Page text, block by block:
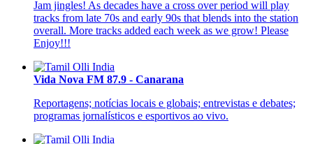
Jam jingles! As decades have a cross over period will play
tracks from late 70s and early 90s that blends into the station
overall. More tracks added each week as we grow! Please
Enjoy!!!
Vida Nova FM 87.9 - Canarana
Reportagens; notícias locais e globais; entrevistas e debates;
programas jornalísticos e esportivos ao vivo.